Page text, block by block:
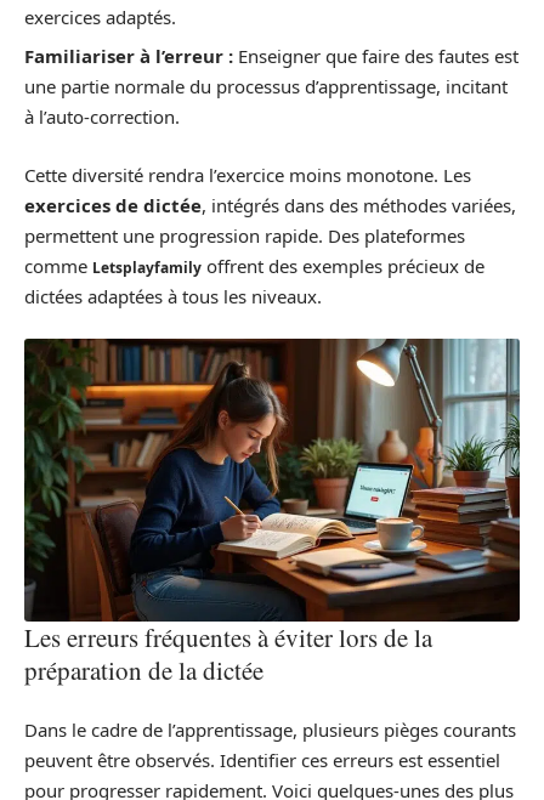
exercices adaptés.
Familiariser à l’erreur : Enseigner que faire des fautes est
une partie normale du processus d’apprentissage, incitant
à l’auto-correction.
Cette diversité rendra l’exercice moins monotone. Les
exercices de dictée, intégrés dans des méthodes variées,
permettent une progression rapide. Des plateformes
comme Letsplayfamily offrent des exemples précieux de
dictées adaptées à tous les niveaux.
Les erreurs fréquentes à éviter lors de la
préparation de la dictée
Dans le cadre de l’apprentissage, plusieurs pièges courants
peuvent être observés. Identifier ces erreurs est essentiel
pour progresser rapidement. Voici quelques-unes des plus